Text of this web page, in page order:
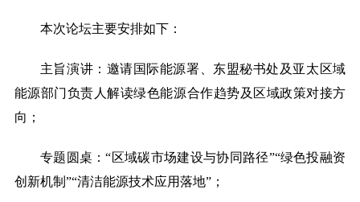
本次论坛主要安排如下：
主旨演讲：邀请国际能源署、东盟秘书处及亚太区域
能源部门负责人解读绿色能源合作趋势及区域政策对接方
向；
专题圆桌：“区域碳市场建设与协同路径”“绿色投融资
创新机制”“清洁能源技术应用落地”；